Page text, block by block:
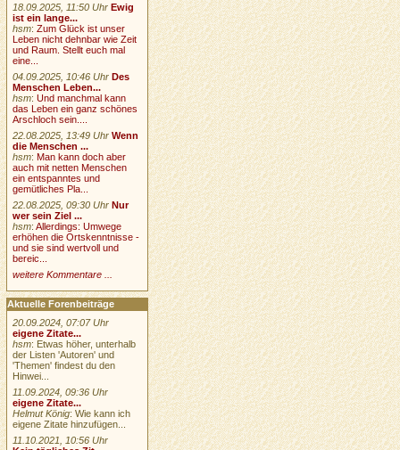
18.09.2025, 11:50 Uhr Ewig
ist ein lange...
hsm:Zum Glück ist unser
Leben nicht dehnbar wie Zeit
und Raum. Stellt euch mal
eine...
04.09.2025, 10:46 Uhr Des
Menschen Leben...
hsm:Und manchmal kann
das Leben ein ganz schönes
Arschloch sein....
22.08.2025, 13:49 Uhr Wenn
die Menschen ...
hsm:Man kann doch aber
auch mit netten Menschen
ein entspanntes und
gemütliches Pla...
22.08.2025, 09:30 Uhr Nur
wer sein Ziel ...
hsm:Allerdings: Umwege
erhöhen die Ortskenntnisse -
und sie sind wertvoll und
bereic...
weitere Kommentare ...
Aktuelle Forenbeiträge
20.09.2024, 07:07 Uhr
eigene Zitate...
hsm: Etwas höher, unterhalb
der Listen 'Autoren' und
'Themen' findest du den
Hinwei...
11.09.2024, 09:36 Uhr
eigene Zitate...
Helmut König: Wie kann ich
eigene Zitate hinzufügen...
11.10.2021, 10:56 Uhr